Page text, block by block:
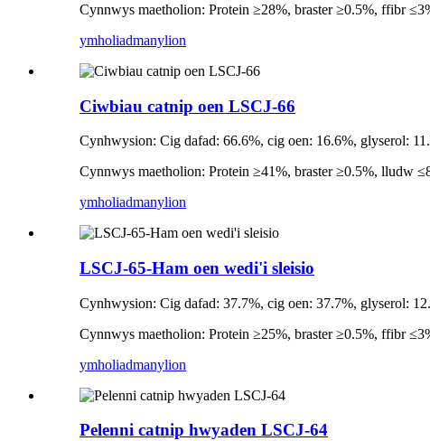
Cynnwys maetholion: Protein ≥28%, braster ≥0.5%, ffibr
ymholiadmanylion
Ciwbiau catnip oen LSCJ-66
Cynhwysion: Cig dafad: 66.6%, cig oen: 16.6%, glyserol:
Cynnwys maetholion: Protein ≥41%, braster ≥0.5%, lludw
ymholiadmanylion
LSCJ-65-Ham oen wedi'i sleisio
Cynhwysion: Cig dafad: 37.7%, cig oen: 37.7%, glyserol:
Cynnwys maetholion: Protein ≥25%, braster ≥0.5%, ffibr
ymholiadmanylion
Pelenni catnip hwyaden LSCJ-64